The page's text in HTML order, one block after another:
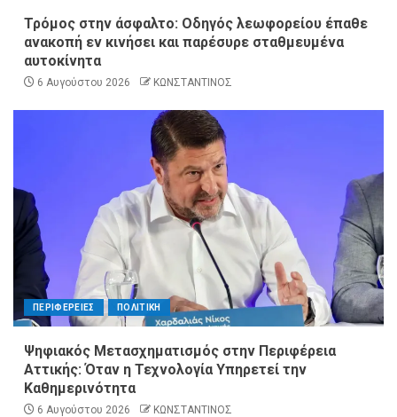
Τρόμος στην άσφαλτο: Οδηγός λεωφορείου έπαθε
ανακοπή εν κινήσει και παρέσυρε σταθμευμένα
αυτοκίνητα
6 Αυγούστου 2026 ΚΩΝΣΤΑΝΤΙΝΟΣ
ΠΕΡΙΦΕΡΕΙΕΣ ΠΟΛΙΤΙΚΗ
Ψηφιακός Μετασχηματισμός στην Περιφέρεια
Αττικής: Όταν η Τεχνολογία Υπηρετεί την
Καθημερινότητα
6 Αυγούστου 2026 ΚΩΝΣΤΑΝΤΙΝΟΣ